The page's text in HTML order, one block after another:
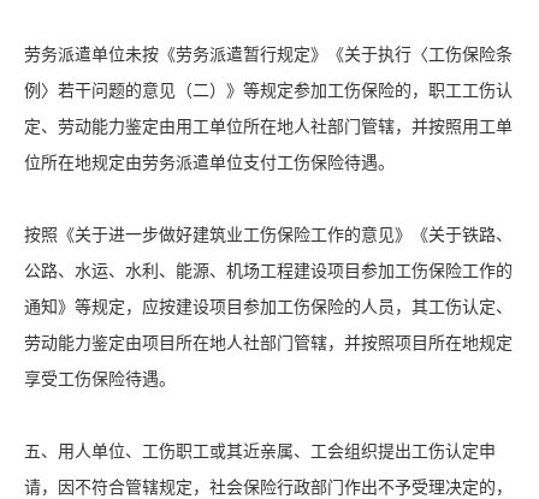
劳务派遣单位未按《劳务派遣暂行规定》《关于执行〈工伤保险条
例〉若干问题的意见（二）》等规定参加工伤保险的，职工工伤认
定、劳动能力鉴定由用工单位所在地人社部门管辖，并按照用工单
位所在地规定由劳务派遣单位支付工伤保险待遇。
按照《关于进一步做好建筑业工伤保险工作的意见》《关于铁路、
公路、水运、水利、能源、机场工程建设项目参加工伤保险工作的
通知》等规定，应按建设项目参加工伤保险的人员，其工伤认定、
劳动能力鉴定由项目所在地人社部门管辖，并按照项目所在地规定
享受工伤保险待遇。
五、用人单位、工伤职工或其近亲属、工会组织提出工伤认定申
请，因不符合管辖规定，社会保险行政部门作出不予受理决定的，